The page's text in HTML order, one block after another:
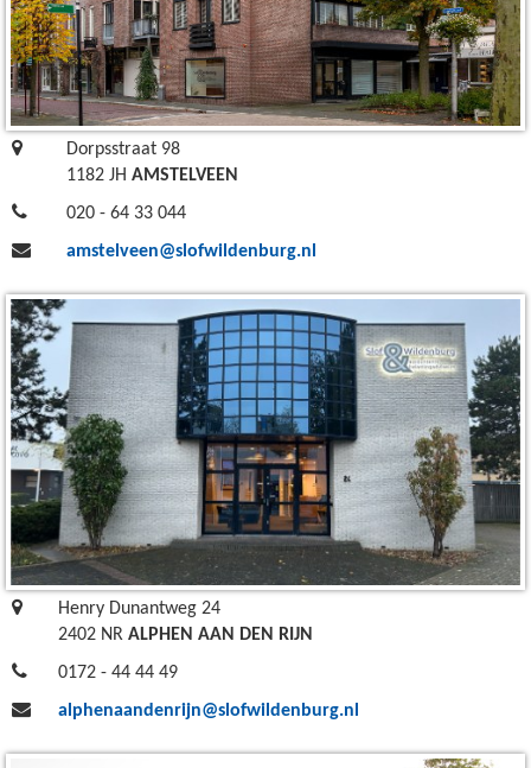
Dorpsstraat 98
1182 JH AMSTELVEEN
020 - 64 33 044
amstelveen@slofwildenburg.nl
Henry Dunantweg 24
2402 NR ALPHEN AAN DEN RIJN
0172 - 44 44 49
alphenaandenrijn@slofwildenburg.nl